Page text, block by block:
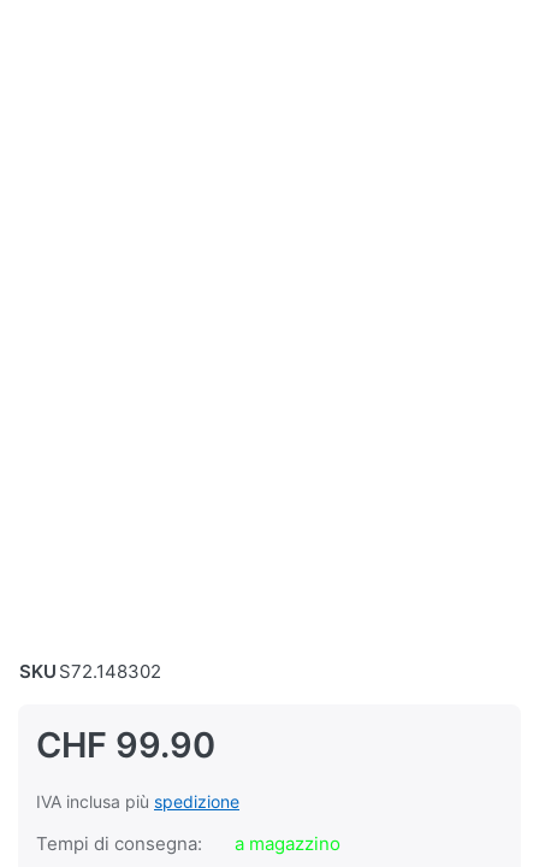
SKU S72.148302
CHF 99.90
IVA inclusa più spedizione
Tempi di consegna: a magazzino